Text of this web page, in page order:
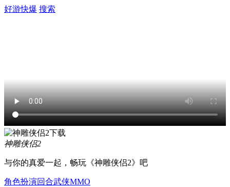
好游快爆 搜索
神雕侠侣2
与你的真爱一起，畅玩《神雕侠侣2》吧
角色扮演回合武侠MMO